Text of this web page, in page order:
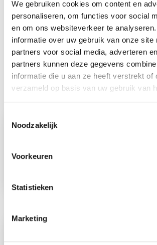
We gebruiken cookies om content en
personaliseren, om functies voor social
en om ons websiteverkeer te
informatie over uw gebruik van onze site
partners voor social media, adverteren
partners kunnen deze gegevens
informatie die u aan ze heeft verstrekt of
verzameld op basis van uw gebruik van
Noodzakelijk
Voorkeuren
Statistieken
Marketing
Onze transformatoren